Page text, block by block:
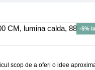
-5%
scop de a oferi o idee